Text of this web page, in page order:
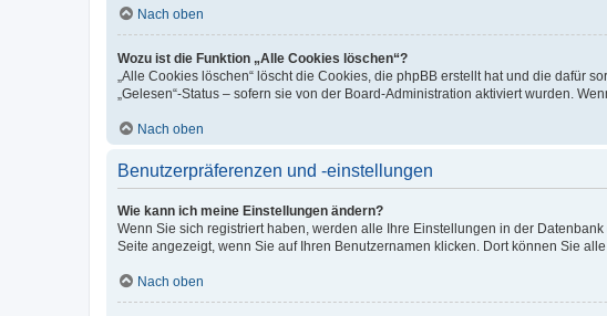
Nach oben
Wozu ist die Funktion „Alle Cookies löschen“?
„Alle Cookies löschen“ löscht die Cookies, die phpBB erstellt hat und die dafür
„Gelesen“-Status – sofern sie von der Board-Administration aktiviert wurden.
Nach oben
Benutzerpräferenzen und -einstellungen
Wie kann ich meine Einstellungen ändern?
Wenn Sie sich registriert haben, werden alle Ihre Einstellungen in der
Seite angezeigt, wenn Sie auf Ihren Benutzernamen klicken. Dort können Sie
Nach oben